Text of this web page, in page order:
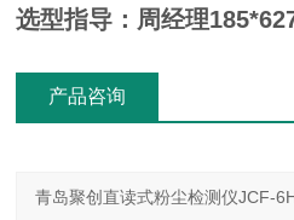
选型指导：周经理
产品咨询